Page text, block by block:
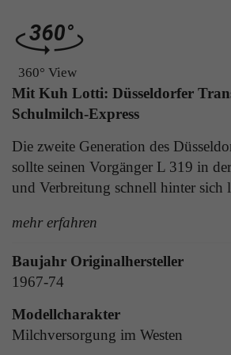
360° View
Mit Kuh Lotti: Düsseldorfer
Schulmilch-Express
Die zweite Generation des
sollte seinen Vorgänger L 319 in
und Verbreitung schnell hinter sich
mehr erfahren
Baujahr Originalhersteller
1967-74
Modellcharakter
Milchversorgung im Westen
Name PHPSESSID
Anbieter TYPO3
Laufzeit Ende der Sitzung
Zweck
Name be_typo_user
Anbieter TYPO3
Zweck
Name
Anbieter Google Analytics
Laufzeit 1 Jahr
wiedererkennen und die
_gid